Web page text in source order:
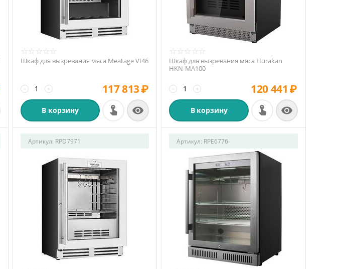
Шкаф для вызревания мяса Meatage VI46
+
− 117 813₽
В корзину 
Шкаф для вызревания мяса Hurakan
HKN-MA100
+
− 120 441 ₽
В корзину 
Артикул: RPD7971 Артикул: RPE6776